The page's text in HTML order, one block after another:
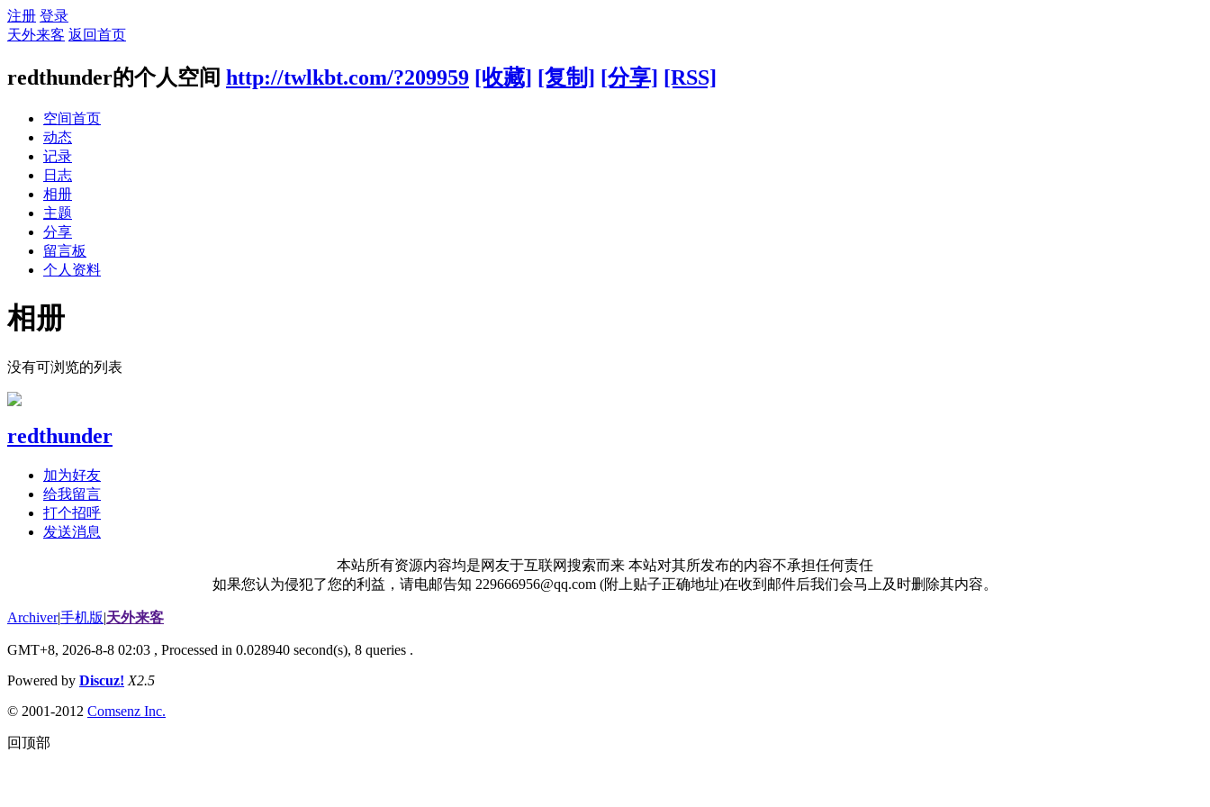
注册 登录
天外来客 返回首页
redthunder的个人空间 http://twlkbt.com/?209959 [收藏] [复制] [分享] [RSS]
空间首页
动态
记录
日志
相册
主题
分享
留言板
个人资料
相册
没有可浏览的列表
redthunder
加为好友
给我留言
打个招呼
发送消息
本站所有资源内容均是网友于互联网搜索而来 本站对其所发布的内容不承担任何责任
如果您认为侵犯了您的利益，请电邮告知 229666956@qq.com (附上贴子正确地址)在收到邮件后我们会马上及时删除其内容。
Archiver|手机版|天外来客
GMT+8, 2026-8-8 02:03 , Processed in 0.028940 second(s), 8 queries .
Powered by Discuz! X2.5
© 2001-2012 Comsenz Inc.
回顶部